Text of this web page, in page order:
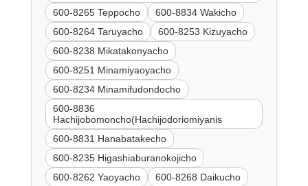
600-8265 Teppocho
600-8834 Wakicho
600-8264 Taruyacho
600-8253 Kizuyacho
600-8238 Mikatakonyacho
600-8251 Minamiyaoyacho
600-8234 Minamifudondocho
600-8836
Hachijobomoncho(Hachijodoriomiyanis
600-8831 Hanabatakecho
600-8235 Higashiaburanokojicho
600-8262 Yaoyacho
600-8268 Daikucho